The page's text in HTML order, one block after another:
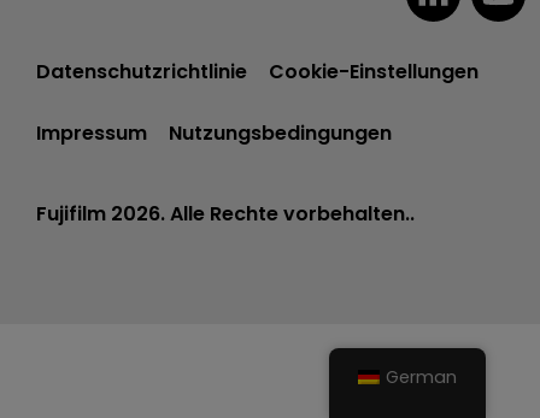
Datenschutzrichtlinie Cookie-Einstellungen
Impressum Nutzungsbedingungen
Fujifilm 2026. Alle Rechte vorbehalten..
German